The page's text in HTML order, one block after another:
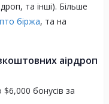
канал Binance
37 000 активних
та інші). Більше
біржа, та на
аірдроп
бонусів за